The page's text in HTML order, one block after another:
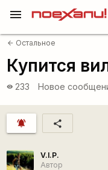
menu
arrow_back Остальное
Купится
visibility 233 Новое
notifications_active share
V.I.P.
Автор